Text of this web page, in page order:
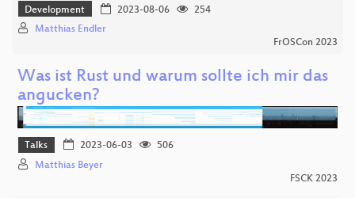
Development 2023-08-06
254
Matthias Endler
FrOSCon 2023
Was ist Rust und warum sollte ich mir das
angucken?
Talks 2023-06-03
506
Matthias Beyer
FSCK 2023